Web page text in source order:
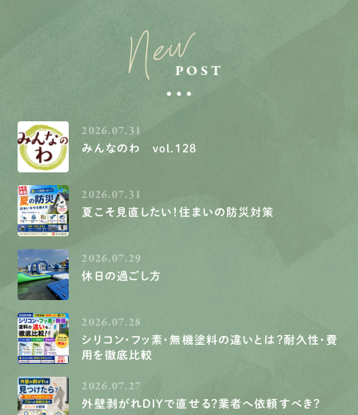
NewPOST
2026.07.31
みんなのわ vol.128
2026.07.31
夏こそ見直したい！住まいの防災対策
2026.07.29
休日の過ごし方
2026.07.28
シリコン・フッ素・無機塗料の違いとは？耐久性・費
用を徹底比較
2026.07.27
外壁剥がれDIYで直せる？業者へ依頼すべき？